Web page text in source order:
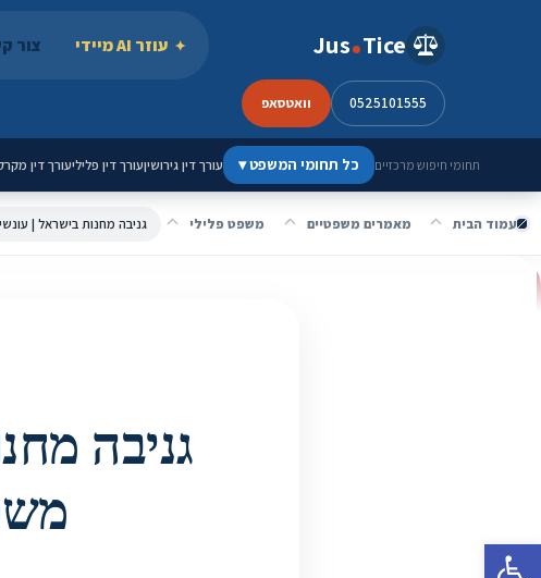
פתח סרגל נגישות
Jus Tice עוזר AI מיידי צור
0525101555 וואטסאפ
תחומי חיפוש מרכזיים כל תחומי המשפט▾ עורך דין גירושיןעורך דין פליליעורך דין
עמוד הבית מאמרים משפטיים משפט פלילי גניבה מחנות בישראל |
גניבה